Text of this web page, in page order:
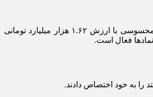
در پایان معاملات، ۲۸۴ نماد در صف خرید و ۲۰۸ نماد در صف فروش قرار داشتند. ارزش صف‌های خرید به ۱۱.۲ هزار میلیارد تومان رسید که همچنان فاصله محسوسی با ارزش ۱.۶۲ هزار میلیارد تومانی